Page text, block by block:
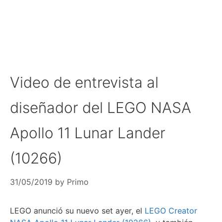
Video de entrevista al
diseñador del LEGO NASA
Apollo 11 Lunar Lander
(10266)
31/05/2019 by Primo
LEGO anunció su nuevo set ayer, el LEGO Creator